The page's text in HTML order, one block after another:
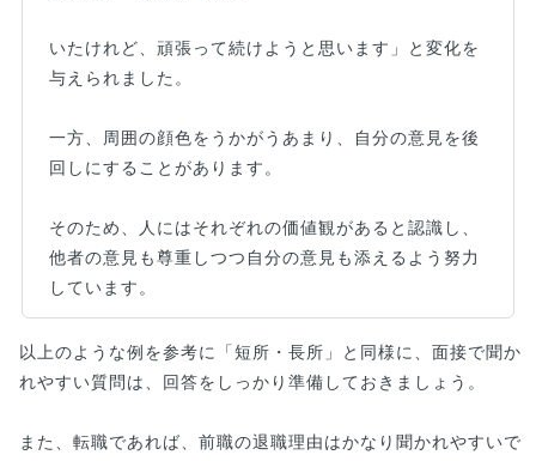
いたけれど、頑張って続けようと思います」と変化を
与えられました。
一方、周囲の顔色をうかがうあまり、自分の意見を後
回しにすることがあります。
そのため、人にはそれぞれの価値観があると認識し、
他者の意見も尊重しつつ自分の意見も添えるよう努力
しています。
以上のような例を参考に「短所・長所」と同様に、面接で聞か
れやすい質問は、回答をしっかり準備しておきましょう。
また、転職であれば、前職の退職理由はかなり聞かれやすいで